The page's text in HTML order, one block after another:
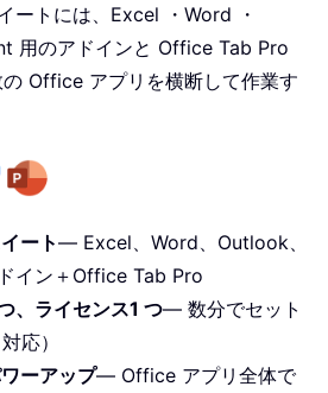
ートには、Excel ・Word ・
用のアドインと Office Tab Pro
Office アプリを横断して作業す
ート— Excel、Word、Outlook、
イン＋Office Tab Pro
、ライセンス1 つ— 数分でセット
応）
ーアップ— Office アプリ全体で